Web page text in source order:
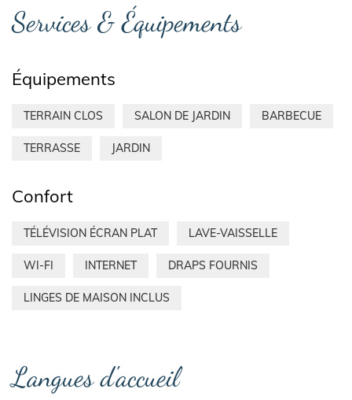
Services & Équipements
Équipements
TERRAIN CLOS SALON DE JARDIN BARBECUE
TERRASSE JARDIN
Confort
TÉLÉVISION ÉCRAN PLAT LAVE-VAISSELLE
WI-FI INTERNET DRAPS FOURNIS
LINGES DE MAISON INCLUS
Langues d'accueil